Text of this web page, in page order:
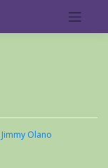
Jimmy Olano